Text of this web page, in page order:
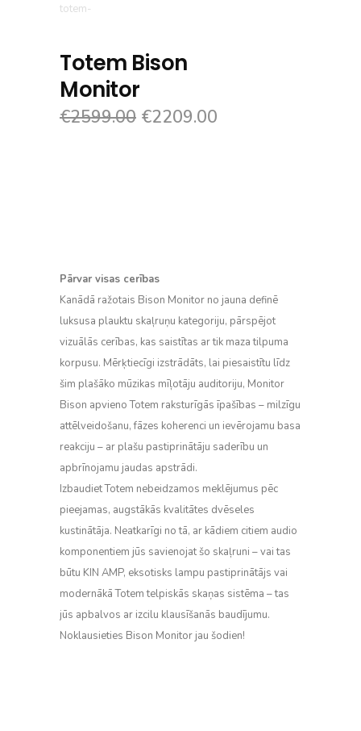
Totem Bison
Monitor
€2599.00 €2209.00
Pārvar visas cerības
Kanādā ražotais Bison Monitor no jauna definē
luksusa plauktu skaļruņu kategoriju, pārspējot
vizuālās cerības, kas saistītas ar tik maza tilpuma
korpusu. Mērķtiecīgi izstrādāts, lai piesaistītu līdz
šim plašāko mūzikas mīļotāju auditoriju, Monitor
Bison apvieno Totem raksturīgās īpašības – milzīgu
attēlveidošanu, fāzes koherenci un ievērojamu basa
reakciju – ar plašu pastiprinātāju saderību un
apbrīnojamu jaudas apstrādi.
Izbaudiet Totem nebeidzamos meklējumus pēc
pieejamas, augstākās kvalitātes dvēseles
kustinātāja. Neatkarīgi no tā, ar kādiem citiem audio
komponentiem jūs savienojat šo skaļruni – vai tas
būtu KIN AMP, eksotisks lampu pastiprinātājs vai
modernākā Totem telpiskās skaņas sistēma – tas
jūs apbalvos ar izcilu klausīšanās baudījumu.
Noklausieties Bison Monitor jau šodien!